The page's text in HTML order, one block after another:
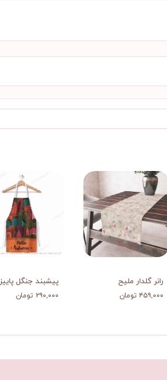
پیشبند جنگل پاییز
۲۹۰,۰۰۰ تومان
رانر گلدار ملیح
۴۵۹,۰۰۰ تومان